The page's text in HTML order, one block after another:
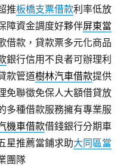
推板橋支票借款利率低放
障資金調度好夥伴屏東當
借款，貸款票多元化商品
銀行信用不良者可辦理利
款管道樹林汽車借款提供
免聯徵免保人大額借貸放
多種借款服務擁有專業服
機車借款借錢銀行分期車
星推薦當鋪求助大同區當
團隊